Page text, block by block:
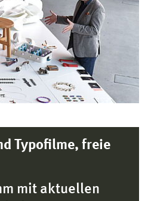
Typofilme, freie
mit aktuellen